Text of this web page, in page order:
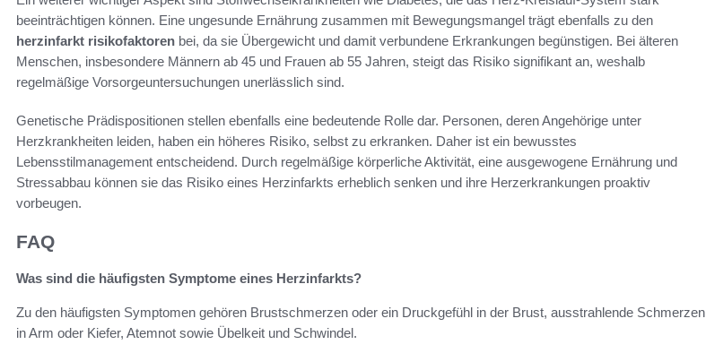
beeinträchtigen können. Eine ungesunde Ernährung zusammen mit Bewegungsmangel trägt ebenfalls zu den
herzinfarkt risikofaktoren bei, da sie Übergewicht und damit verbundene Erkrankungen begünstigen. Bei älteren
Menschen, insbesondere Männern ab 45 und Frauen ab 55 Jahren, steigt das Risiko signifikant an, weshalb
regelmäßige Vorsorgeuntersuchungen unerlässlich sind.
Genetische Prädispositionen stellen ebenfalls eine bedeutende Rolle dar. Personen, deren Angehörige unter
Herzkrankheiten leiden, haben ein höheres Risiko, selbst zu erkranken. Daher ist ein bewusstes
Lebensstilmanagement entscheidend. Durch regelmäßige körperliche Aktivität, eine ausgewogene Ernährung und
Stressabbau können sie das Risiko eines Herzinfarkts erheblich senken und ihre Herzerkrankungen proaktiv
vorbeugen.
FAQ
Was sind die häufigsten Symptome eines Herzinfarkts?
Zu den häufigsten Symptomen gehören Brustschmerzen oder ein Druckgefühl in der Brust, ausstrahlende Schmerzen
in Arm oder Kiefer, Atemnot sowie Übelkeit und Schwindel.